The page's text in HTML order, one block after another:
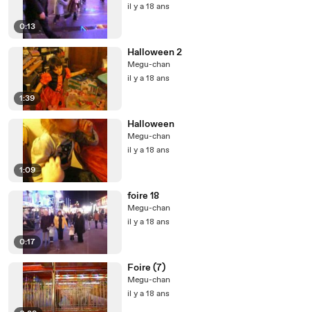
0:13
il y a 18 ans
1:39
Halloween 2
Megu-chan
il y a 18 ans
1:09
Halloween
Megu-chan
il y a 18 ans
0:17
foire 18
Megu-chan
il y a 18 ans
Foire (7)
Megu-chan
il y a 18 ans